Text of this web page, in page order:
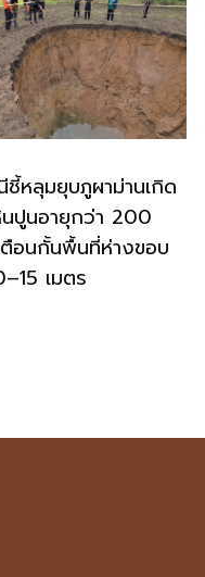
หลุมยุบภูผาม่านเกิด
ปูนอายุกว่า 200
ตือนกั้นพื้นที่ห่างขอบ
เมตร